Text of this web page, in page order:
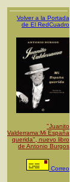
Volver a la Portada
de El RedCuadro
"Juanito
Valderrama:Mi España
querida", nuevo libro
de Antonio Burgos
Correo